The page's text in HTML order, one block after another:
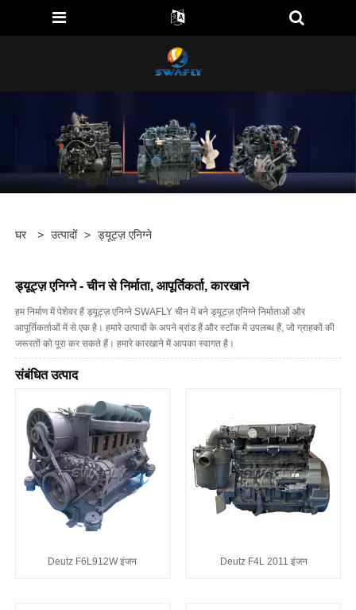
घर > उत्पादों > ड्यूट्ज़ एनिग्ने
ड्यूट्ज़ एनिग्ने - चीन से निर्माता, आपूर्तिकर्ता, कारखाने
हम निर्माण में पेशेवर हैं ड्यूट्ज़ एनिग्ने SWAFLY चीन में बने ड्यूट्ज़ एनिग्ने निर्माताओं और
आपूर्तिकर्ताओं में से एक है। हमारे उत्पादों के अपने ब्रांड हैं और स्टॉक में उपलब्ध हैं, जो ग्राहकों की
जरूरतों को पूरा कर सकते हैं। हमारे कारखाने में आपका स्वागत है।
संबंधित उत्पाद
Deutz F6L912W इंजन Deutz F4L 2011 इंजन